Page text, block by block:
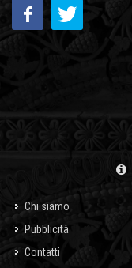
Chi siamo
Pubblicità
Contatti